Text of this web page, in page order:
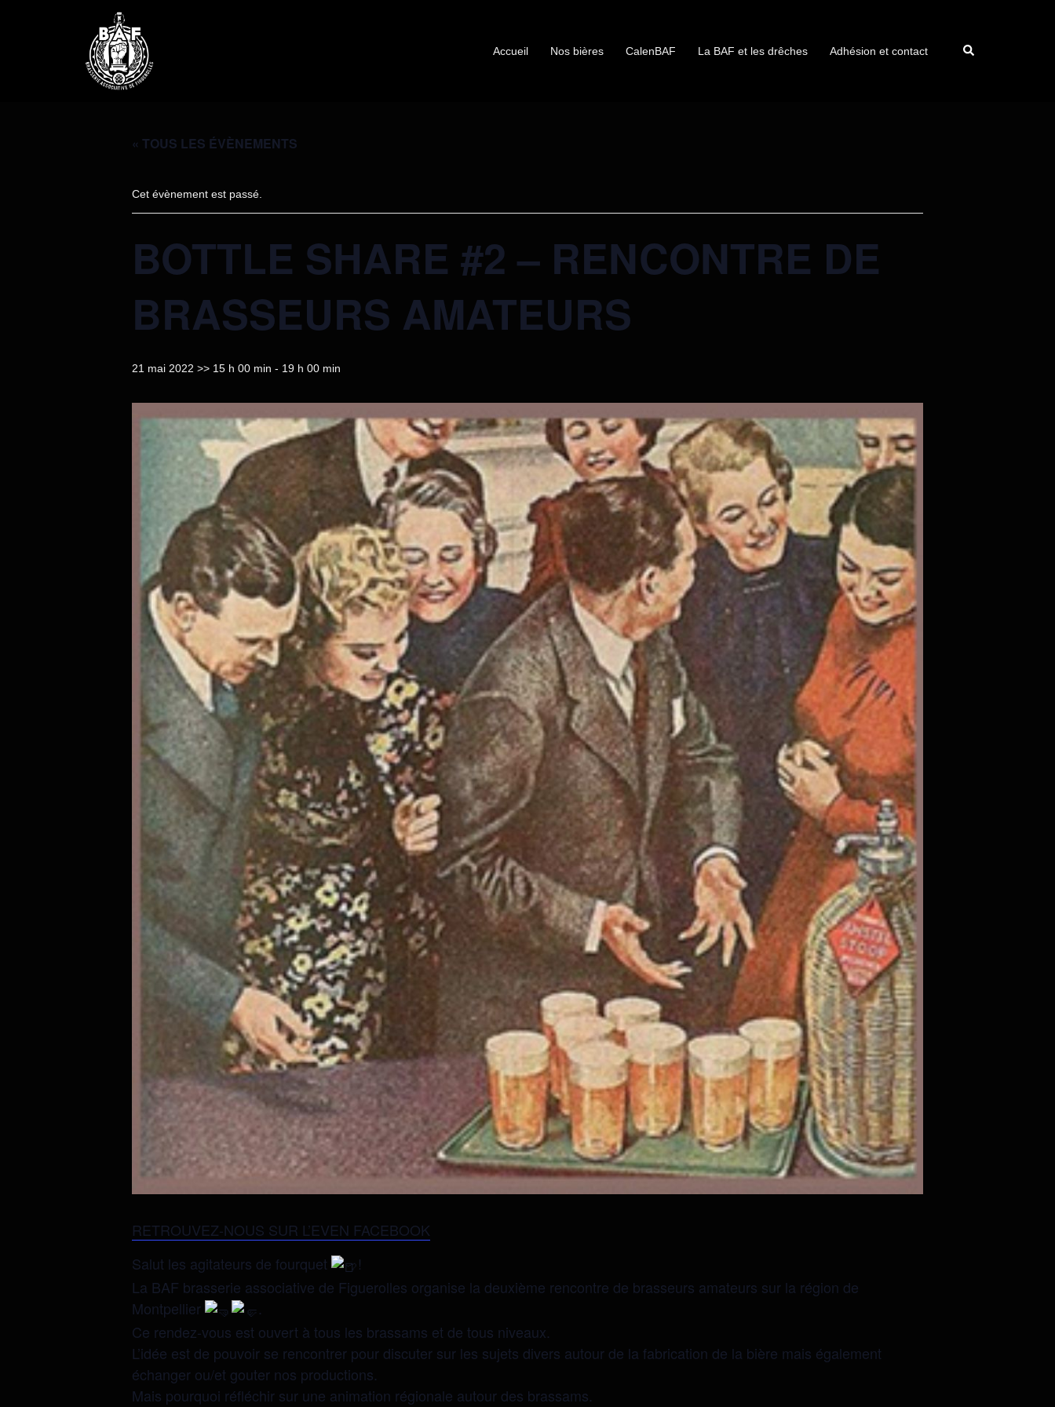
Accueil Nos bières CalenBAF La BAF et les drêches Adhésion et contact
« TOUS LES ÉVÈNEMENTS
Cet évènement est passé.
BOTTLE SHARE #2 – RENCONTRE DE
BRASSEURS AMATEURS
21 mai 2022 >> 15 h 00 min - 19 h 00 min
RETROUVEZ-NOUS SUR L’EVEN FACEBOOK
Salut les agitateurs de fourquet
!
La BAF brasserie associative de Figuerolles organise la deuxième rencontre de brasseurs amateurs sur la région de
Montpellier
.
Ce rendez-vous est ouvert à tous les brassams et de tous niveaux.
L’idée est de pouvoir se rencontrer pour discuter sur les sujets divers autour de la fabrication de la bière mais également
échanger ou/et gouter nos productions.
Mais pourquoi réfléchir sur une animation régionale autour des brassams.